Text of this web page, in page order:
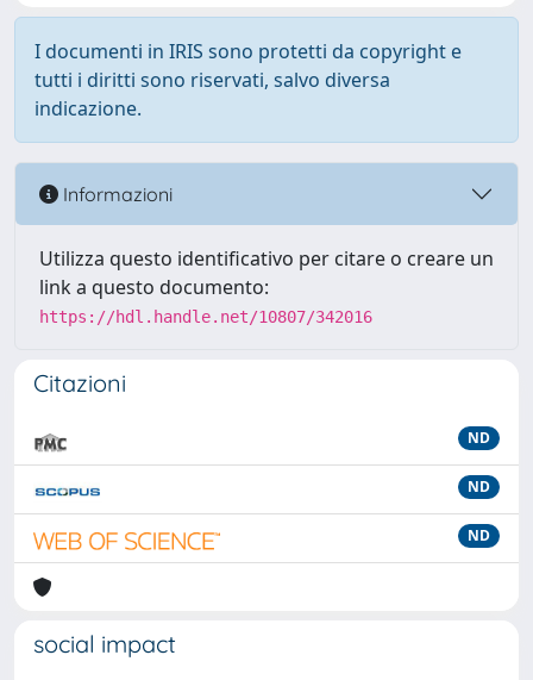
I documenti in IRIS sono protetti da copyright e
tutti i diritti sono riservati, salvo diversa
indicazione.
Informazioni
Utilizza questo identificativo per citare o creare un
link a questo documento:
https://hdl.handle.net/10807/342016
Citazioni
ND
ND
ND
social impact